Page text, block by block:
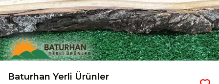
Baturhan Yerli Ürünler